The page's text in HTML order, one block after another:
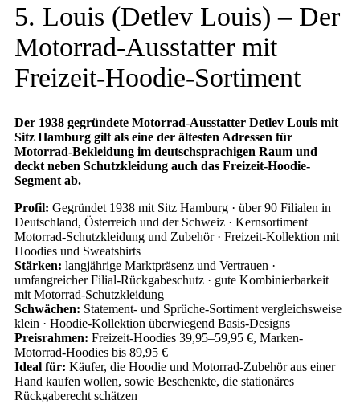
5. Louis (Detlev Louis) – Der
Motorrad-Ausstatter mit
Freizeit-Hoodie-Sortiment
Der 1938 gegründete Motorrad-Ausstatter Detlev Louis mit
Sitz Hamburg gilt als eine der ältesten Adressen für
Motorrad-Bekleidung im deutschsprachigen Raum und
deckt neben Schutzkleidung auch das Freizeit-Hoodie-
Segment ab.
Profil: Gegründet 1938 mit Sitz Hamburg · über 90 Filialen in
Deutschland, Österreich und der Schweiz · Kernsortiment
Motorrad-Schutzkleidung und Zubehör · Freizeit-Kollektion mit
Hoodies und Sweatshirts
Stärken: langjährige Marktpräsenz und Vertrauen ·
umfangreicher Filial-Rückgabeschutz · gute Kombinierbarkeit
mit Motorrad-Schutzkleidung
Schwächen: Statement- und Sprüche-Sortiment vergleichsweise
klein · Hoodie-Kollektion überwiegend Basis-Designs
Preisrahmen: Freizeit-Hoodies 39,95–59,95 €, Marken-
Motorrad-Hoodies bis 89,95 €
Ideal für: Käufer, die Hoodie und Motorrad-Zubehör aus einer
Hand kaufen wollen, sowie Beschenkte, die stationäres
Rückgaberecht schätzen